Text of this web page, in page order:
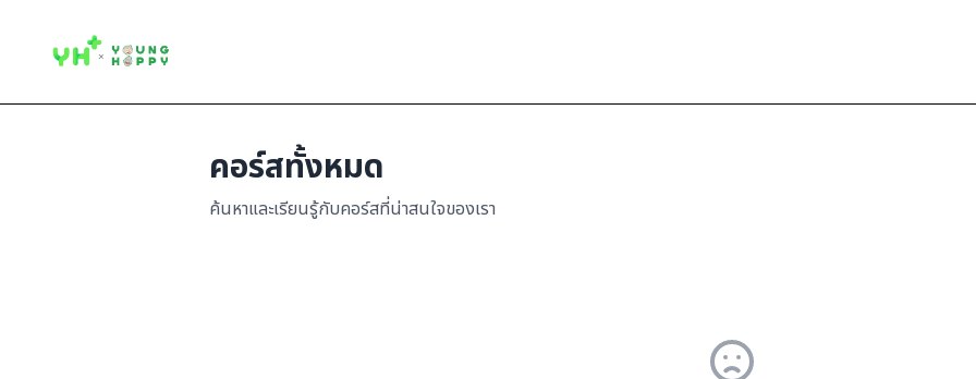
คอร์สทั้งหมด
ค้นหาและเรียนรู้กับคอร์สที่น่าสนใจของเรา